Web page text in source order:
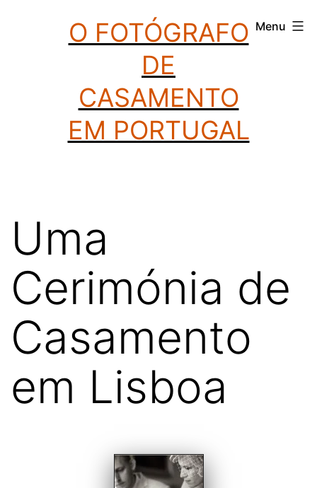
O FOTÓGRAFO
DE
CASAMENTO
EM PORTUGAL
Menu
Uma
Cerimónia de
Casamento
em Lisboa